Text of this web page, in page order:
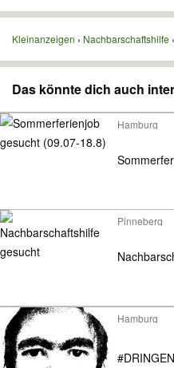
Kleinanzeigen Nachbarschaftshilfe
Das könnte dich auch
Hamburg
Pinneberg
Hamburg